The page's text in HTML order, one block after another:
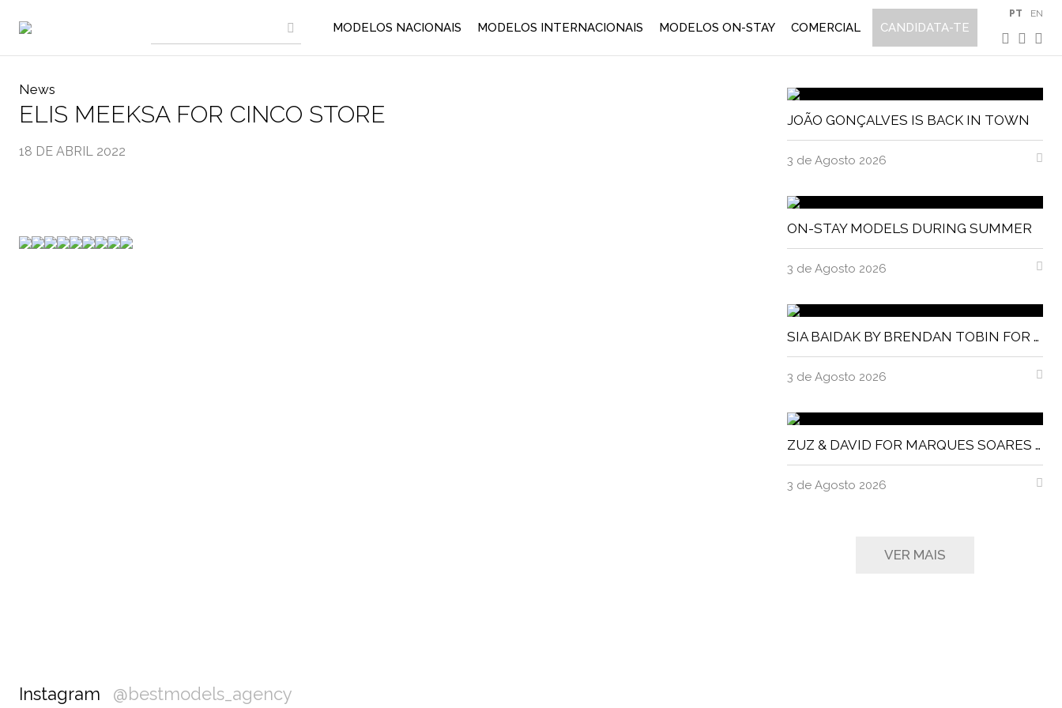
MODELOS NACIONAIS MODELOS INTERNACIONAIS MODELOS ON-STAY COMERCIAL CANDIDATA-TE
PT EN
News
ELIS MEEKSA FOR CINCO STORE
18 DE ABRIL 2022
JOÃO GONÇALVES IS BACK IN TOWN
3 de Agosto 2026
ON-STAY MODELS DURING SUMMER
3 de Agosto 2026
SIA BAIDAK BY BRENDAN TOBIN FOR MISC MAGAZINE
3 de Agosto 2026
ZUZ & DAVID FOR MARQUES SOARES MAGNITUDE MAGAZINE
3 de Agosto 2026
VER MAIS
Instagram @bestmodels_agency